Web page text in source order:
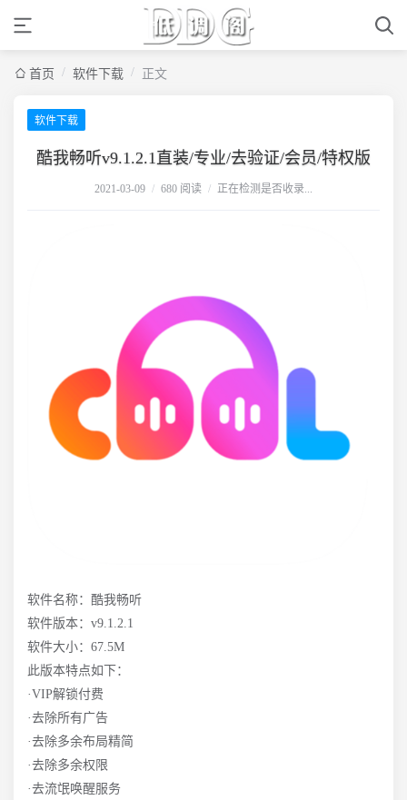
首页 / 软件下载 / 正文
软件下载
酷我畅听v9.1.2.1直装/专业/去验证/会员/特权版
2021-03-09 / 680 阅读 / 正在检测是否收录...
软件名称：酷我畅听
软件版本：v9.1.2.1
软件大小：67.5M
此版本特点如下：
·VIP解锁付费
·去除所有广告
·去除多余布局精简
·去除多余权限
·去流氓唤醒服务